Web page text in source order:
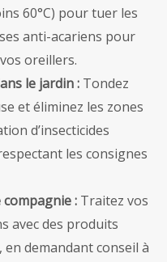
60°C) pour tuer les
anti-acariens pour
oreillers.
le jardin : Tondez
et éliminez les zones
d’insecticides
les consignes
: Traitez vos
avec des produits
demandant conseil à